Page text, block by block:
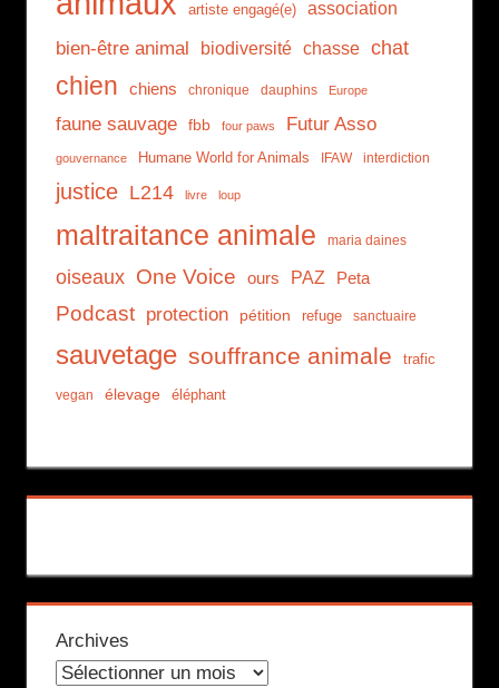
artiste engagé(e) association
bien-être animal biodiversité chasse chat
chien chiens chronique dauphins Europe
faune sauvage fbb four paws Futur Asso
gouvernance Humane World for Animals IFAW interdiction
justice L214 livre loup
maltraitance animale maria daines
oiseaux One Voice ours PAZ Peta
Podcast protection pétition refuge sanctuaire
sauvetage souffrance animale trafic
vegan élevage éléphant
Archives